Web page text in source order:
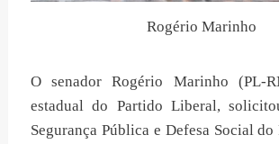
Rogério Marinho
O senador Rogério Marinho (PL-
estadual do Partido Liberal,
Segurança Pública e Defesa Social